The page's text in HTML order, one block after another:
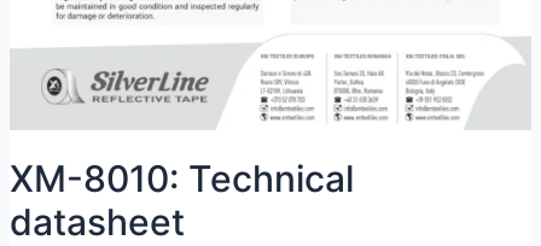
XM-8010: Technical
datasheet